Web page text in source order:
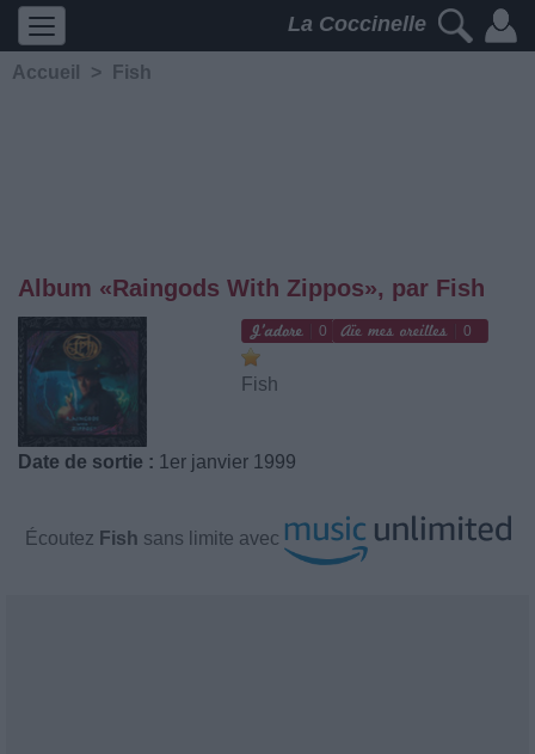
La Coccinelle
Accueil > Fish
Album «Raingods With Zippos», par Fish
0 0
Fish
Date de sortie : 1er janvier 1999
Écoutez Fish sans limite avec